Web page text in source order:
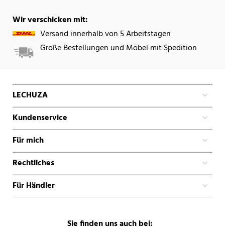
Wir verschicken mit:
Versand innerhalb von 5 Arbeitstagen
Große Bestellungen und Möbel mit Spedition
LECHUZA
Kundenservice
Für mich
Rechtliches
Für Händler
Sie finden uns auch bei: